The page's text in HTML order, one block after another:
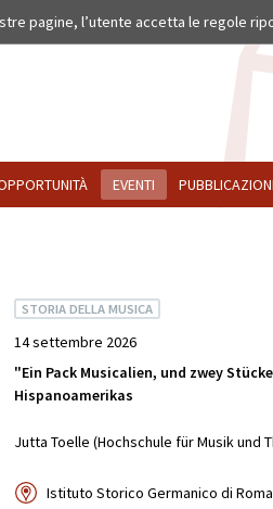
pagine, l’utente accetta le regole
STORIA DELLA MUSICA
14 settembre 2026
"Ein Pack Musicalien, und zwey
Hispanoamerikas
Jutta Toelle (Hochschule für Musik und
Istituto Storico Germanico di Roma
EVENTI PUBBLICAZIONI